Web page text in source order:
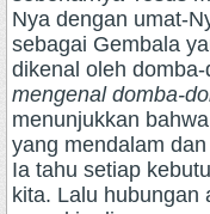
Nya dengan umat-
sebagai Gembala
dikenal oleh
mengenal domba-
menunjukkan
yang mendalam
Ia tahu setiap
kita. Lalu hubungan